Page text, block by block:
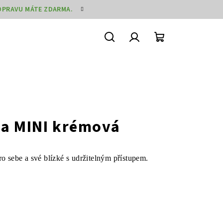
MÁTE ZDARMA.
MINI krémová
sebe a své blízké s udržitelným přístupem.